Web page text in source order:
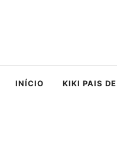
INÍCIO KIKI PAIS